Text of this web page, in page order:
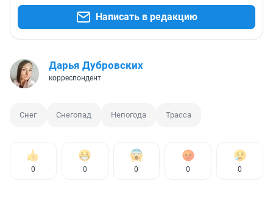
Написать в редакцию
Дарья Дубровских
корреспондент
Снег Снегопад Непогода Трасса
0 0 0 0 0